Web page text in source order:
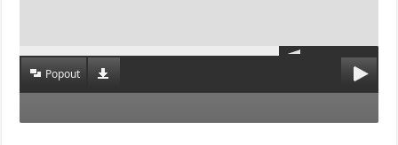
Popout